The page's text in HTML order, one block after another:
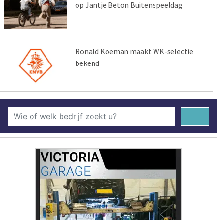
op Jantje Beton Buitenspeeldag
Ronald Koeman maakt WK-selectie
bekend